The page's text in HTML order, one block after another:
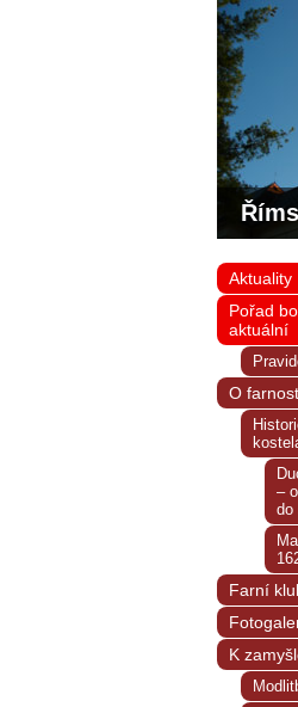
Aktuality
Pořad
aktuální
O
–
do
Farní
K